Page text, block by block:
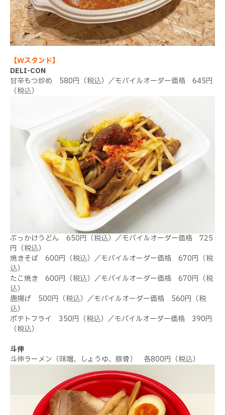
【Wスタンド】
DELI-CON
甘辛もつ炒め 580円（税込）／モバイルオーダー価格 645円
（税込）
ぶっかけうどん 650円（税込）／モバイルオーダー価格 725
円（税込）
焼きそば 600円（税込）／モバイルオーダー価格 670円（税
込）
たこ焼き 600円（税込）／モバイルオーダー価格 670円（税
込）
唐揚げ 500円（税込）／モバイルオーダー価格 560円（税
込）
ポテトフライ 350円（税込）／モバイルオーダー価格 390円
（税込）
斗伸
斗伸ラーメン（味噌、しょうゆ、豚骨） 各800円（税込）